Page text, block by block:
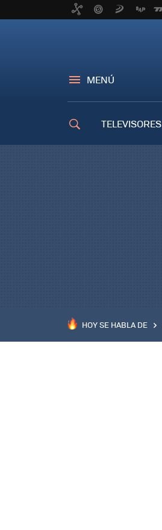
MENÚ
TELEVISORES
HOY SE HABLA DE